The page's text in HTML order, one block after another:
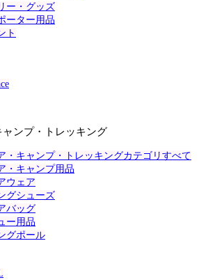
ー・グッズ
ーター用品
ト
ンプ・トレッキング
・キャンプ・トレッキングカテゴリすべて
・キャンプ用品
ウェア
グシューズ
バッグ
ー用品
グポール